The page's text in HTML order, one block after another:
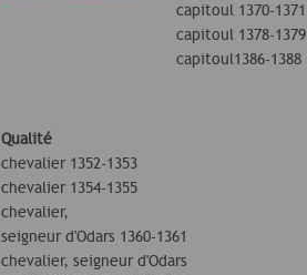
capitoul 1370-1371
capitoul 1378-1379
capitoul1386-1388
Qualité
chevalier 1352-1353
chevalier 1354-1355
chevalier,
seigneur d'Odars 1360-1361
chevalier, seigneur d'Odars